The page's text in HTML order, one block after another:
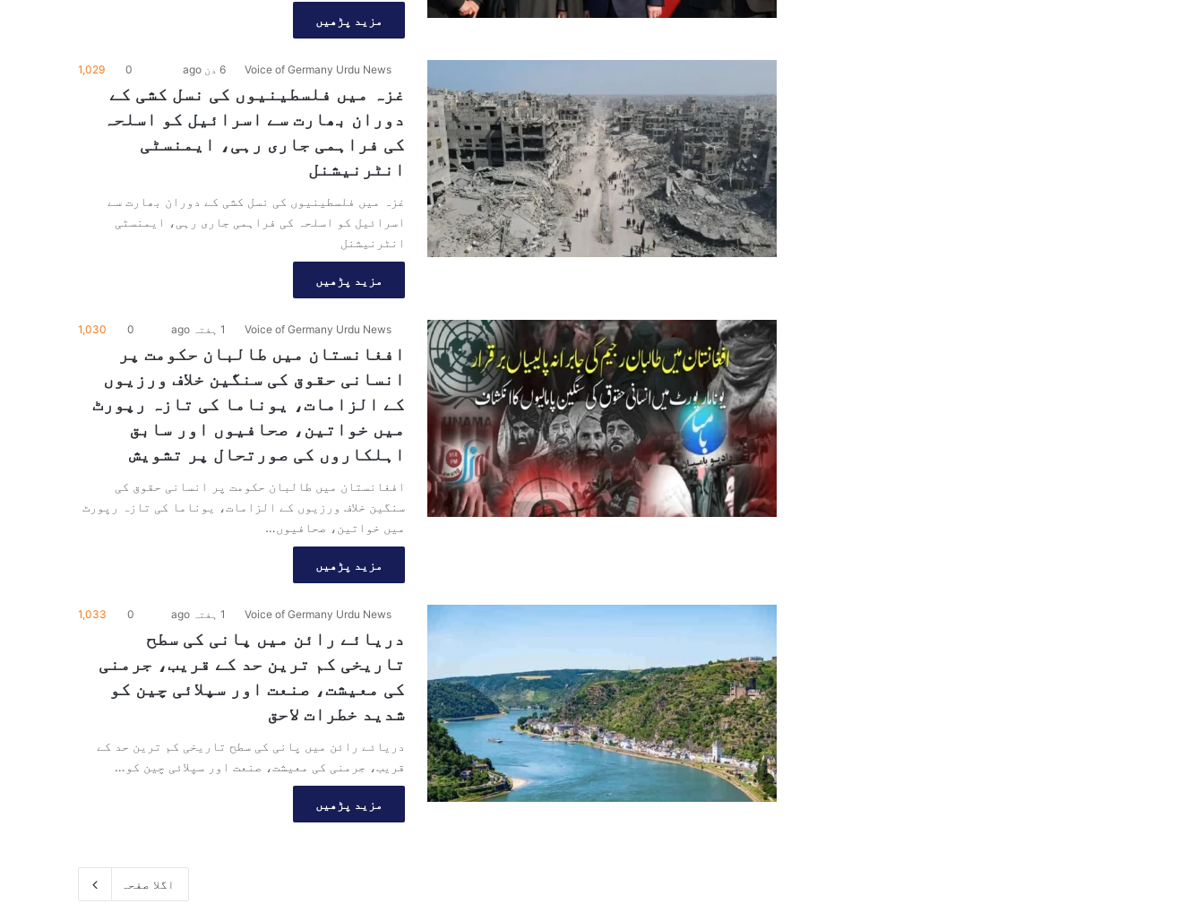
مزید پڑھیں
Voice of Germany Urdu News 6 دن ago 0
1,029
غزہ میں فلسطینیوں کی نسل کشی کے
دوران بھارت سے اسرائیل کو اسلحہ
کی فراہمی جاری رہی، ایمنسٹی
انٹرنیشنل
غزہ میں فلسطینیوں کی نسل کشی کے دوران بھارت سے
اسرائیل کو اسلحہ کی فراہمی جاری رہی، ایمنسٹی
انٹرنیشنل
مزید پڑھیں
Voice of Germany Urdu News 1 ہفتہ ago 0
1,030
افغانستان میں طالبان حکومت پر
انسانی حقوق کی سنگین خلاف ورزیوں
کے الزامات، یوناما کی تازہ رپورٹ
میں خواتین، صحافیوں اور سابق
اہلکاروں کی صورتحال پر تشویش
افغانستان میں طالبان حکومت پر انسانی حقوق کی
سنگین خلاف ورزیوں کے الزامات، یوناما کی تازہ رپورٹ
میں خواتین، صحافیوں…
مزید پڑھیں
Voice of Germany Urdu News 1 ہفتہ ago 0
1,033
دریائے رائن میں پانی کی سطح
تاریخی کم ترین حد کے قریب، جرمنی
کی معیشت، صنعت اور سپلائی چین کو
شدید خطرات لاحق
دریائے رائن میں پانی کی سطح تاریخی کم ترین حد کے
قریب، جرمنی کی معیشت، صنعت اور سپلائی چین کو…
مزید پڑھیں
اگلا صفحہ